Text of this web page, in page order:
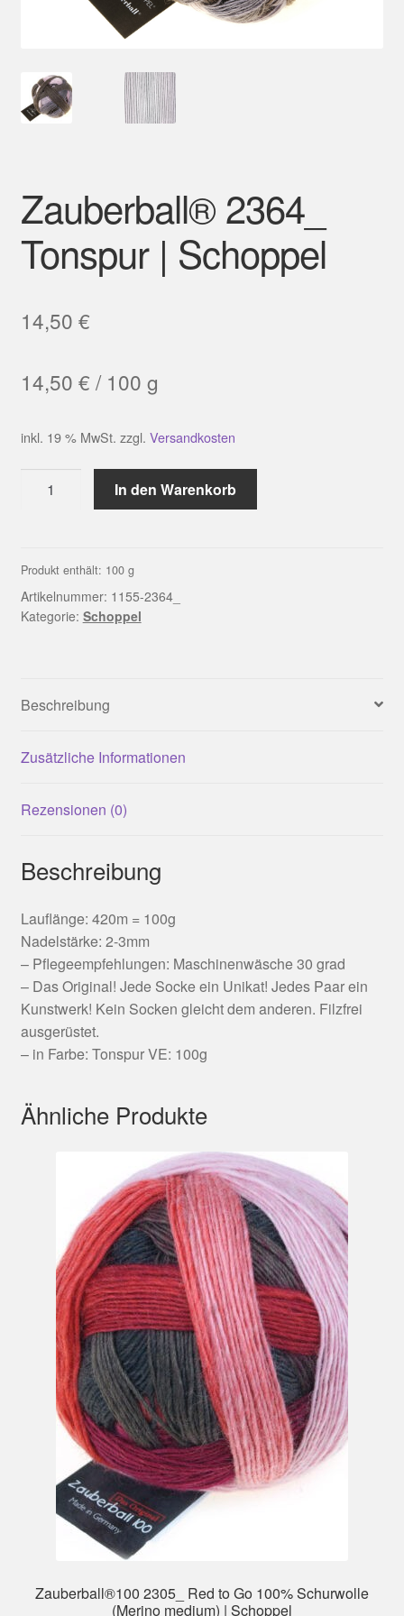
Zauberball® 2364_
Tonspur | Schoppel
14,50 €
14,50 € / 100 g
inkl. 19 % MwSt. zzgl. Versandkosten
2364_
Schoppel
Menge
In den Warenkorb
Produkt enthält: 100 g
Artikelnummer: 1155-2364_
Kategorie: Schoppel
Beschreibung
Zusätzliche Informationen
Rezensionen (0)
Beschreibung
Lauflänge: 420m = 100g
Nadelstärke: 2-3mm
– Pflegeempfehlungen: Maschinenwäsche 30 grad
– Das Original! Jede Socke ein Unikat! Jedes Paar ein
Kunstwerk! Kein Socken gleicht dem anderen. Filzfrei
ausgerüstet.
– in Farbe: Tonspur VE: 100g
Ähnliche Produkte
Zauberball®100 2305_ Red to Go 100% Schurwolle
(Merino medium) | Schoppel